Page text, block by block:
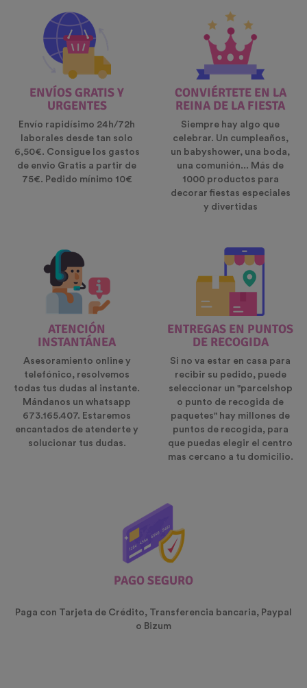
ENVÍOS GRATIS Y
URGENTES
Envío rapidísimo 24h/72h
laborales desde tan solo
6,50€. Consigue los gastos
de envio Gratis a partir de
75€. Pedido mínimo 10€
CONVIÉRTETE EN LA
REINA DE LA FIESTA
Siempre hay algo que
celebrar. Un cumpleaños,
un babyshower, una boda,
una comunión... Más de
1000 productos para
decorar fiestas especiales
y divertidas
ATENCIÓN
INSTANTÁNEA
Asesoramiento online y
telefónico, resolvemos
todas tus dudas al instante.
Mándanos un whatsapp
673.165.407. Estaremos
encantados de atenderte y
solucionar tus dudas.
ENTREGAS EN PUNTOS
DE RECOGIDA
Si no va estar en casa para
recibir su pedido, puede
seleccionar un "parcelshop
o punto de recogida de
paquetes" hay millones de
puntos de recogida, para
que puedas elegir el centro
mas cercano a tu domicilio.
PAGO SEGURO
Paga con Tarjeta de Crédito, Transferencia bancaria, Paypal
o Bizum